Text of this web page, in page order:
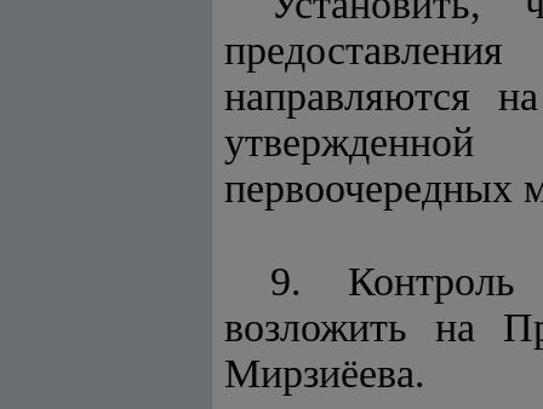
направляются
первоочередных
9. Контроль
возложить на
Мирзиёева.